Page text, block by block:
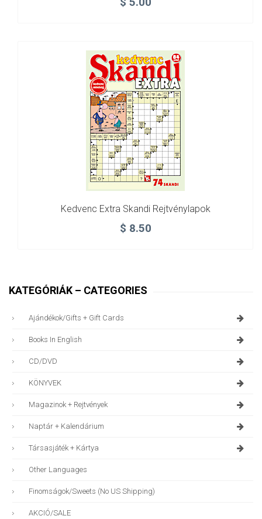
Kedvenc Extra Skandi Rejtvénylapok
$ 8.50
KATEGÓRIÁK – CATEGORIES
Ajándékok/gifts + Gift Cards
Books In English
CD/DVD
KÖNYVEK
Magazinok + Rejtvények
Naptár + Kalendárium
Társasjáték + Kártya
Other Languages
Finomságok/sweets (no US Shipping)
AKCIÓ/SALE